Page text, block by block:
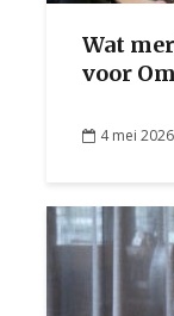
Wat
voor
4 mei 2026